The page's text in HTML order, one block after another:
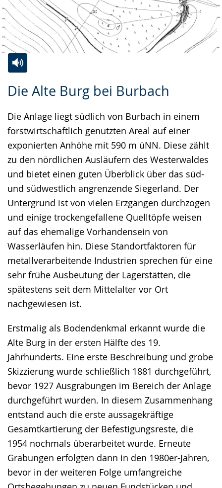
Die Alte Burg bei Burbach
Die Anlage liegt südlich von Burbach in einem
forstwirtschaftlich genutzten Areal auf einer
exponierten Anhöhe mit 590 m üNN. Diese zählt
zu den nördlichen Ausläufern des Westerwaldes
und bietet einen guten Überblick über das süd-
und südwestlich angrenzende Siegerland. Der
Untergrund ist von vielen Erzgängen durchzogen
und einige trockengefallene Quelltöpfe weisen
auf das ehemalige Vorhandensein von
Wasserläufen hin. Diese Standortfaktoren für
metallverarbeitende Industrien sprechen für eine
sehr frühe Ausbeutung der Lagerstätten, die
spätestens seit dem Mittelalter vor Ort
nachgewiesen ist.
Erstmalig als Bodendenkmal erkannt wurde die
Alte Burg in der ersten Hälfte des 19.
Jahrhunderts. Eine erste Beschreibung und grobe
Skizzierung wurde schließlich 1881 durchgeführt,
bevor 1927 Ausgrabungen im Bereich der Anlage
durchgeführt wurden. In diesem Zusammenhang
entstand auch die erste aussagekräftige
Gesamtkartierung der Befestigungsreste, die
1954 nochmals überarbeitet wurde. Erneute
Grabungen erfolgten dann in den 1980er-Jahren,
bevor in der weiteren Folge umfangreiche
Leichten
wechseln.
Audio-
Video
Deutscher
Gebärdensprache
wird
angezeigt.